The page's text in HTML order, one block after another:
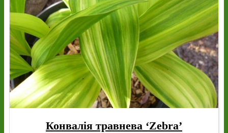
Конвалія травнева ‘Zebra’